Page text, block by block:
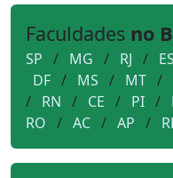
Faculdades no
SP / MG / RJ / ES
DF / MS / MT /
/ RN / CE / PI /
RO / AC / AP /